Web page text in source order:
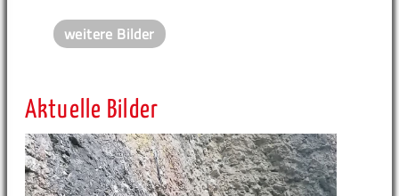
weitere Bilder
Aktuelle Bilder